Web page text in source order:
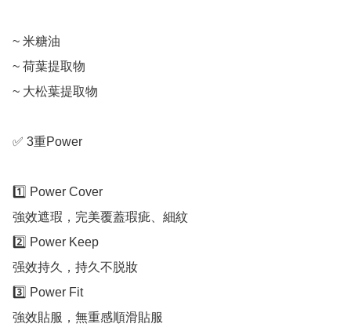
~ 米糖油
~ 荷葉提取物
~ 大松葉提取物
✅ 3重Power
1️⃣ Power Cover
強效遮瑕，完美覆蓋瑕疵、細紋
2️⃣ Power Keep
强效持久，持久不脱妝
3️⃣ Power Fit
強效貼服，無重感順滑貼服